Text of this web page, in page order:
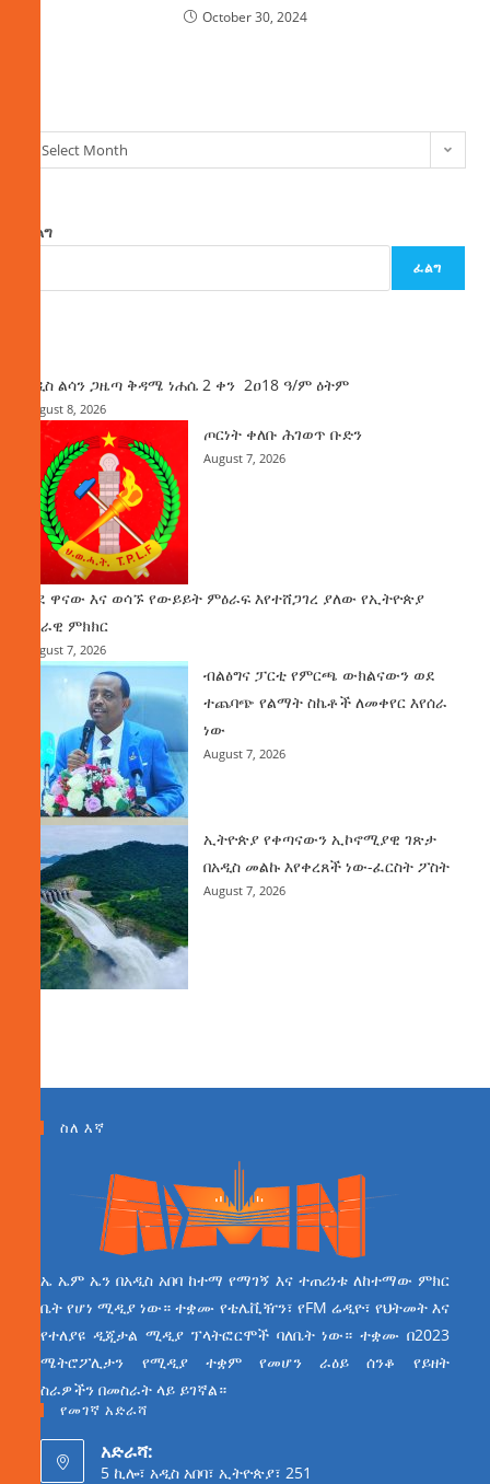
October 30, 2024
Select Month
ፈልግ
ፈልግ
አዲስ ልሳን ጋዜጣ ቅዳሜ ነሐሴ 2 ቀን 2ዐ18 ዓ/ም ዕትም
August 8, 2026
ጦርነት ቀለቡ ሕገወጥ ቡድን
August 7, 2026
ወደ ዋናው እና ወሳኙ የውይይት ምዕራፍ እየተሸጋገረ ያለው የኢትዮጵያ
ሀገራዊ ምክክር
August 7, 2026
ብልፅግና ፓርቲ የምርጫ ውክልናውን ወደ
ተጨባጭ የልማት ስኬቶች ለመቀየር እየሰራ
ነው
August 7, 2026
ኢትዮጵያ የቀጣናውን ኢኮኖሚያዊ ገጽታ
በአዲስ መልኩ እየቀረጸች ነው-ፈርስት ፖስት
August 7, 2026
ስለ እኛ
ኤ ኤም ኤን በአዲስ አበባ ከተማ የማገኝ እና ተጠሪነቱ ለከተማው ምክር
ቤት የሆነ ሚዲያ ነው። ተቋሙ የቴሌቪዥን፣ የFM ሬዲዮ፣ የህትመት እና
የተለያዩ ዲጂታል ሚዲያ ፕላትፎርሞች ባለቤት ነው። ተቋሙ በ2023
ሜትሮፖሊታን የሚዲያ ተቋም የመሆን ራዕይ ሰንቆ የይዘት
ስራዎችን በመስራት ላይ ይገኛል።
የመገኛ አድራሻ
አድራሻ:
5 ኪሎ፣ አዲስ አበባ፣ ኢትዮጵያ፣ 251